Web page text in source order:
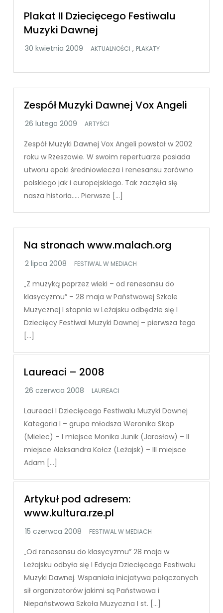
Plakat II Dziecięcego Festiwalu
Muzyki Dawnej
AKTUALNOŚCI , PLAKATY
Zespół Muzyki Dawnej Vox Angeli
ARTYŚCI
Zespół Muzyki Dawnej Vox Angeli powstał w 2002
roku w Rzeszowie. W swoim repertuarze posiada
utworu epoki średniowiecza i renesansu zarówno
polskiego jak i europejskiego. Tak zaczęła się
nasza historia….. Pierwsze […]
Na stronach www.malach.org
FESTIWAL W MEDIACH
„Z muzyką poprzez wieki – od renesansu do
klasycyzmu” – 28 maja w Państwowej Szkole
Muzycznej I stopnia w Leżajsku odbędzie się I
Dziecięcy Festiwal Muzyki Dawnej – pierwsza tego
[…]
Laureaci – 2008
LAUREACI
Laureaci I Dziecięcego Festiwalu Muzyki Dawnej
Kategoria I – grupa młodsza Weronika Skop
(Mielec) – I miejsce Monika Junik (Jarosław) – II
miejsce Aleksandra Kołcz (Leżajsk) – III miejsce
Adam […]
Artykuł pod adresem:
www.kultura.rze.pl
FESTIWAL W MEDIACH
„Od renesansu do klasycyzmu” 28 maja w
Leżajsku odbyła się I Edycja Dziecięcego Festiwalu
Muzyki Dawnej. Wspaniała inicjatywa połączonych
sił organizatorów jakimi są Państwowa i
Niepaństwowa Szkoła Muzyczna I st. […]